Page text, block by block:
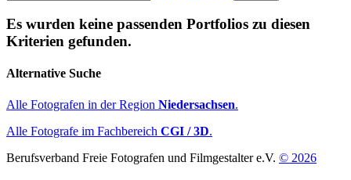
Es wurden keine passenden Portfolios zu diesen
Kriterien gefunden.
Alternative Suche
Alle Fotografen in der Region Niedersachsen.
Alle Fotografe im Fachbereich CGI / 3D.
Berufsverband Freie Fotografen und Filmgestalter e.V. © 2026